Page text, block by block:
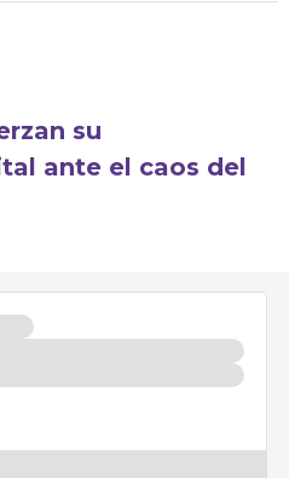
su
ante el caos del